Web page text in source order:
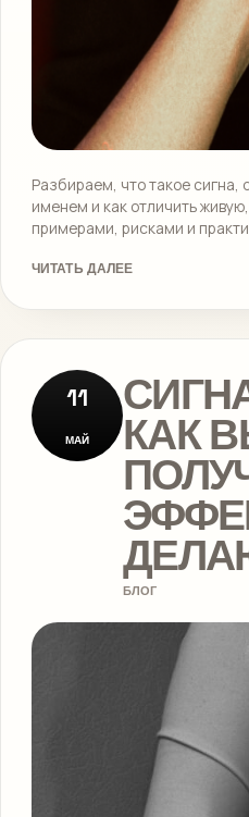
Разбираем, что такое сигна,
именем и как отличить
примерами, рисками и
ЧИТАТЬ ДАЛЕЕ
11
МАЙ КАК
БЛОГ